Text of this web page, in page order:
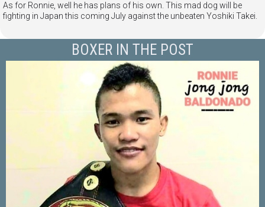
As for Ronnie, well he has plans of his own. This mad dog will be
fighting in Japan this coming July against the unbeaten Yoshiki Takei.
BOXER IN THE POST